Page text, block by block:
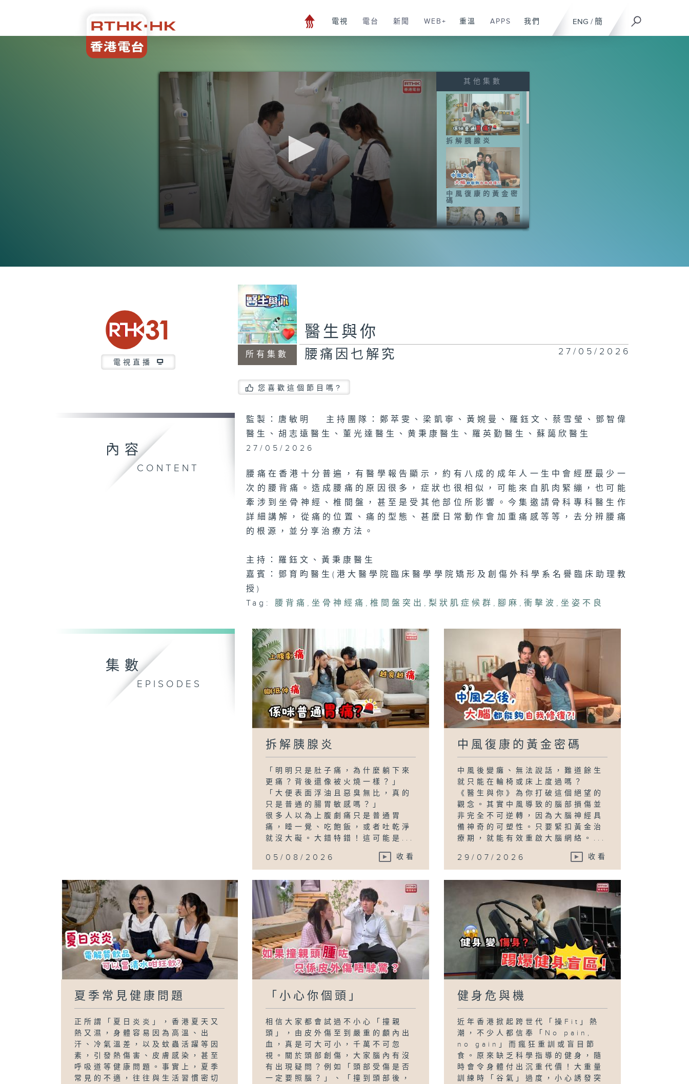
ENG / 簡
電視 電台 新聞 WEB+ 重溫 APPS 我們
0
其他集數
拆解胰腺炎
中風復康的黃金密
碼
病從口入，小心中
毒
皮膚上的「千面女
郎」- 紅斑狼瘡
電視直播
所有集數
醫生與你
腰痛因乜解究 27/05/2026
您喜歡這個節目嗎?
內容
CONTENT
監製：唐敏明 主持團隊：鄭萃雯、梁凱寧、黃婉曼、羅鈺文、蔡雪瑩、鄧智偉
醫生、胡志遠醫生、董光達醫生、黄秉康醫生、羅英勤醫生、蘇藹欣醫生
27/05/2026
腰痛在香港十分普遍，有醫學報告顯示，約有八成的成年人一生中會經歷最少一
次的腰背痛。造成腰痛的原因很多，症狀也很相似，可能來自肌肉緊繃，也可能
牽涉到坐骨神經、椎間盤，甚至是受其他部位所影響。今集邀請骨科專科醫生作
詳細講解，從痛的位置、痛的型態、甚麼日常動作會加重痛感等等，去分辨腰痛
的根源，並分享治療方法。
主持：羅鈺文、黃秉康醫生
嘉賓：鄧育昀醫生(港大醫學院臨床醫學學院矯形及創傷外科學系名譽臨床助理教
授)
Tag:
腰背痛 ,坐骨神經痛 ,椎間盤突出 ,梨狀肌症候群 ,腳麻 ,衝擊波 ,坐姿不良
集數
EPISODES
拆解胰腺炎
「明明只是肚子痛，為什麼躺下來
更痛？背後還像被火燒一樣？」
「大便表面浮油且惡臭無比，真的
只是普通的腸胃敏感嗎？」
很多人以為上腹劇痛只是普通胃
痛，睡一覺、吃飽飯，或者吐乾淨
就沒大礙。大錯特錯！這可能是...
05/08/2026 收看
中風復康的黃金密碼
中風後變癱、無法說話，難道餘生
就只能在輪椅或床上度過嗎？
《醫生與你》為你打破這個絕望的
觀念。其實中風導致的腦部損傷並
非完全不可逆轉，因為大腦神經具
備神奇的可塑性。只要緊扣黃金治
療期，就能有效重啟大腦網絡。...
29/07/2026 收看
夏季常見健康問題
正所謂「夏日炎炎」，香港夏天又
熱又濕，身體容易因為高溫、出
汗、冷氣溫差，以及蚊蟲活躍等因
素，引發熱傷害、皮膚感染，甚至
呼吸道等健康問題。事實上，夏季
常見的不適，往往與生活習慣密切
「小心你個頭」
相信大家都會試過不小心「撞親
頭」，由皮外傷至到嚴重的顱內出
血，真是可大可小，千萬不可忽
視。關於頭部創傷，大家腦內有沒
有出現疑問？例如「頭部受傷是否
一定要照腦？」、「撞到頭部後，
健身危與機
近年香港掀起跨世代「操Fit」熱
潮，不少人都信奉「No pain,
no gain」而瘋狂重訓或盲目節
食。原來缺乏科學指導的健身，隨
時會令身體付出沉重代價！大重量
訓練時「谷氣」過度，小心誘發突